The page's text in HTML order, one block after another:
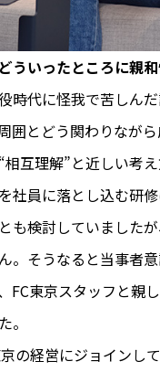
いったところに親和
時代に怪我で苦しん
囲とどう関わりなが
互理解”と近しい考え
社員に落とし込む研
も検討していました
。そうなると当事者
FC東京スタッフと親
。
の経営にジョインし